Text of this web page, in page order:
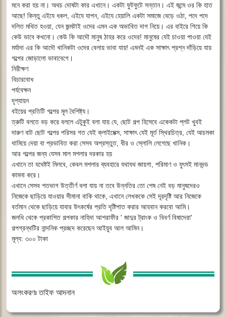
মনে করা হয় না। অথচ দোষটা কার এখানে। একটা ফুটফুটে সন্তান। এই জন্মে ওর কি হাত
আছে! কিন্তু এইযে ধকল, এইযে যাপন, এইযে হেয়ালি একটা সমাজে বেড়ে ওঠা, পদে পদে
দলিত মথিত হওয়া, যেন জন্মটাই ওদের এমন এক অভাবিত দাগ নিয়ে। এর বাইরে গিয়ে কি
কেউ ভাবে কখনো। কেউ কি আদৌ মানুষ ঠাহর করে ওদের! মানুষের যেই চাওয়া পাওয়া যেই
মর্যাদা এর কি আদৌ খানিকটা ওদের বেলায় ভাবা যায়! এমনই এক সাক্ষাৎ প্রশ্ন দাঁড়িয়ে যায়
গল্পের জোড়ালো ভাবাবেগে।
নিরীক্ষণ
বিচারবোধ
পর্যবেক্ষন
দৃশ্যায়ন
বইয়ের প্রতিটি গল্পের মূল বৈশিষ্ট্য।
ত্রুটি বলতে বড় করে বললে এটুকুই বলা যায় যে, ছোট গল্প হিসেবে একেকটা প্লট খুবই
দারুণ বাট ছোট গল্পের পরিসর গত যেই ক্লাইমেক্স, সাক্ষাৎ যেই মূর্ত স্থিরচিত্র, যেই আচমকা
থামিয়ে দেয়া বা প্রভাবিত করা সেসব অপ্রস্তুত, ধীর ও স্লোলি লেগেছে খানিক।
আর গল্পের জন্য যেসব মাল মশলার দরকার হয়
এখানে তা যথেষ্টই মিলবে, কেবল মশলার ব্যবহারে যথাযথ জায়গা, পরিমাণ ও যুৎসই মানদন্ড
কামনা করে।
এখানে সেসব শতভাগ উত্তীর্ণ বলা যায় না তবে উন্নতির তো শেষ নেই বড় মানুষদেরও
নিজেকে ছাড়িয়ে যাওয়ার সীমানা বাকি থাকে, এখানে লেখককে সেই দূরদৃষ্টি আর নিজেকে
বর্তমান থেকে ছাড়িয়ে যাবার উৎকর্ষের প্রতি দৃষ্টিপাত করার আহবান করবো আমি।
জলধি থেকে প্রকাশিত গল্পকার নাহিদা আশরাফীর ' জাদুর ট্রাংক ও বিবর্ণ বিষাদেরা'
গল্পগ্রন্থটির নান্দনিক প্রচ্ছদ করেছেন আইয়ুব আল আমিন।
মূল্য: ৩০০ টাকা
অলংকরণঃ তাইফ আদনান